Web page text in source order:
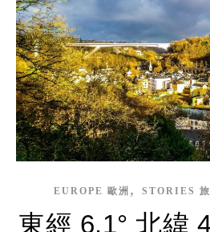
EUROPE 歐洲 , STORIES
東經 6.1° 北緯